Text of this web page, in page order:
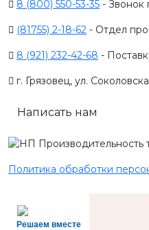
8 (800) 550-53-35 - Звонок
(81755) 2-18-62 - Отдел
8 (921) 232-42-68 -
г. Грязовец, ул.
Написать нам
Политика обработки
Решаем вместе